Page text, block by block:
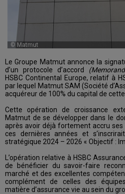
© Matmut
Le Groupe Matmut annonce la
d’un protocole d’accord
HSBC Continental Europe, relatif à
par lequel Matmut SAM (Société
acquéreur de 100% du capital de
Cette opération de croissance
Matmut de se développer dans le
après avoir déjà fortement accru
ces dernières années et
stratégique 2024 – 2026 « Objectif :
L’opération relative à HSBC
de bénéficier du savoir-faire
marché et des excellentes
complément de celles des
matière d’assurance vie au sein du